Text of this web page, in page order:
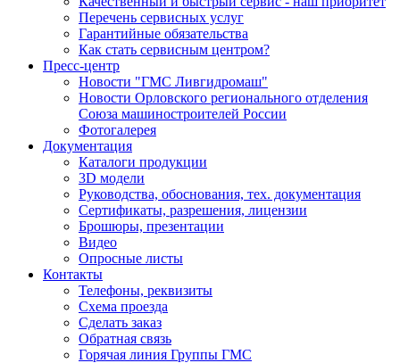
Перечень сервисных услуг
Гарантийные обязательства
Как стать сервисным центром?
Пресс-центр
Новости "ГМС Ливгидромаш"
Новости Орловского регионального отделения
Союза машиностроителей России
Фотогалерея
Документация
Каталоги продукции
3D модели
Руководства, обоснования, тех. документация
Сертификаты, разрешения, лицензии
Брошюры, презентации
Видео
Опросные листы
Контакты
Телефоны, реквизиты
Схема проезда
Сделать заказ
Обратная связь
Горячая линия Группы ГМС